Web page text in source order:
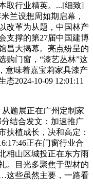
行业精英。...[细致]
兰设想周如期启幕，
改革为从题，中国林产
支撑的第27届中国建博
昌大揭幕。亮点纷呈的
购门窗，“漆艺丛林”这
意味着嘉宝莉家具漆产
2024-10-09 12:01:11
题展正在广州定制家
结合发文：加速推广
扶植成长，决和高定：
正在门窗行业合
相山区城投正在东方雨
。目光多聚焦于型材的
这些虽然主要，一路看